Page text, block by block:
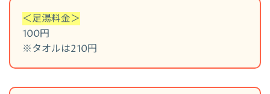
＜足湯料金＞
100円
※タオルは210円